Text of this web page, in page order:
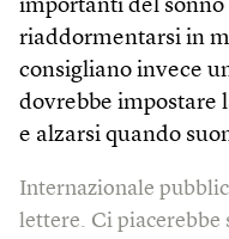
importanti del sonno
riaddormentarsi in
consigliano invece
dovrebbe impostare
e alzarsi quando
Internazionale
lettere. Ci piacerebbe